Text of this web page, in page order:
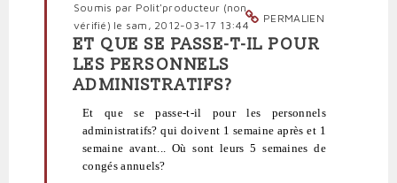
PERMALIEN
Soumis par Polit'producteur (non
vérifié) le sam, 2012-03-17 13:44
En
réponse
à
J'ai
neoprofs.org
ET QUE SE PASSE-T-IL POUR
LES PERSONNELS
ADMINISTRATIFS?
Et que se passe-t-il pour les personnels
administratifs? qui doivent 1 semaine après et 1
semaine avant... Où sont leurs 5 semaines de
congés annuels?